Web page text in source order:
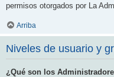
permisos otorgados por La
Arriba
Niveles de usuario y
¿Qué son los